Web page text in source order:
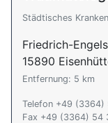
Städtisches
Friedrich-
15890
Entfernung: 5 km
Telefon +49 (3364)
Fax +49 (3364) 54